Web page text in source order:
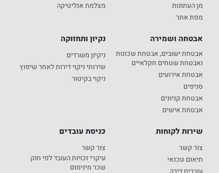
מן העתונות
מפת אתר
מצלמת אנליטיקה
אבטחה ושמירה
אבטחת ישובים, אבטחת שכונות
ואבטחת שטחים חקלאיים
אבטחת אירועים
סניפים
אבטחת קניונים
אבטחת אישים
נקיון ותחזוקה
ניקיון משרדים
שירותי ניקוי דירות לאחר שיפוץ
ניקוי בקיטור
שירות לקוחות
צור קשר
תיאום טכנאי
כניסת עובדים
צור קשר
עיקרי זכויות העובד לפי חוק
שכר מינימום